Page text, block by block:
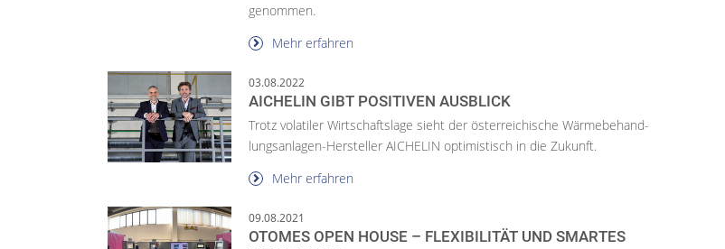
genommen.
Mehr erfahren
03.08.2022
AICHELIN GIBT POSITIVEN AUSBLICK
Trotz volatiler Wirtschaftslage sieht der österreichische Wärmebehand-
lungsanlagen-Hersteller AICHELIN optimistisch in die Zukunft.
Mehr erfahren
09.08.2021
OTOMES OPEN HOUSE – FLEXIBILITÄT UND SMARTES